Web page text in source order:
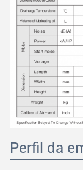
Perfil da